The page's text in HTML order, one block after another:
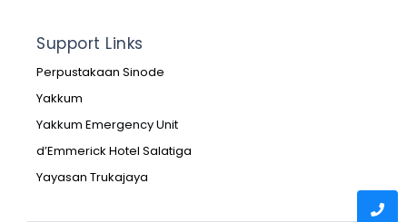
Support Links
Perpustakaan Sinode
Yakkum
Yakkum Emergency Unit
d’Emmerick Hotel Salatiga
Yayasan Trukajaya